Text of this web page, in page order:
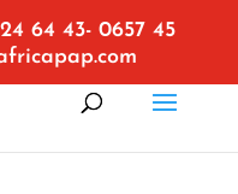
64 43- 0657 45